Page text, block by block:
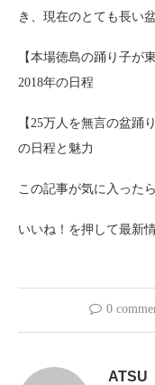
き、現在のとても長い
【本場徳島の踊り子が
2018年の日程
【25万人を無言の盆踊
の日程と魅力
この記事が気に入ったら
いいね！を押して最新
0
ATSU